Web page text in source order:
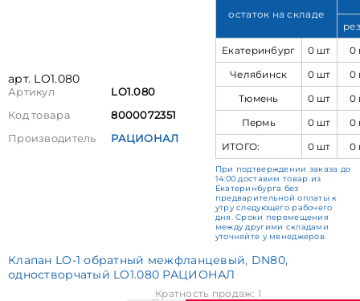
арт. LO1.080
Артикул
LO1.080
Код товара
8000072351
Производитель
РАЦИОНАЛ
остаток на складе
Екатеринбург
0 шт
0
Челябинск
0 шт
0
Тюмень
0 шт
0
Пермь
0 шт
0
ИТОГО:
0 шт 0
При подтверждении заказа до
14:00 доставим товар из
Екатеринбурга без
предварительной оплаты к
утру следующего рабочего
дня. Сроки перемещения
между другими складами
уточняйте у менеджеров.
Клапан LO-1 обратный межфланцевый, DN80,
одностворчатый LO1.080 РАЦИОНАЛ
Кратность продаж: 1